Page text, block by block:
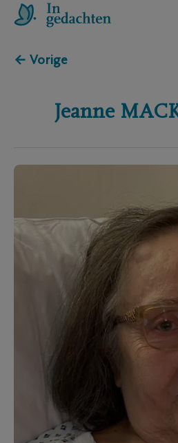
← Vorige
Jeanne